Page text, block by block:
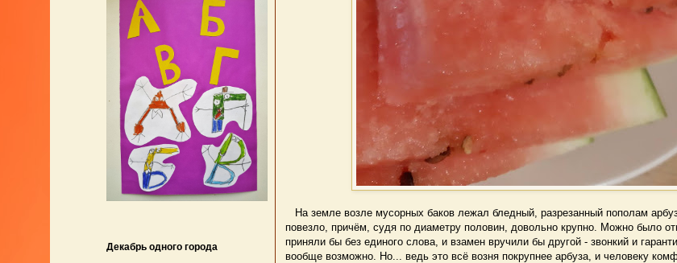
На земле возле мусорных баков лежал бледный, разрезанный пополам
повезло, причём, судя по диаметру половин, довольно крупно. Можно было
приняли бы без единого слова, и взамен вручили бы другой - звонкий и
вообще возможно. Но... ведь это всё возня покрупнее арбуза, и человеку
Декабрь одного города